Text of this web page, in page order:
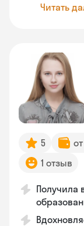
Читать
5
1 отзыв
Получила